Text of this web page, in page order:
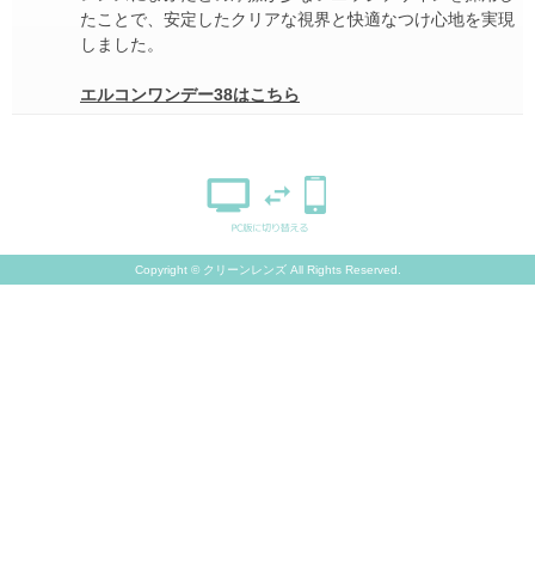
たことで、安定したクリアな視界と快適なつけ心地を実現
しました。
エルコンワンデー38はこちら
Copyright © クリーンレンズ All Rights Reserved.